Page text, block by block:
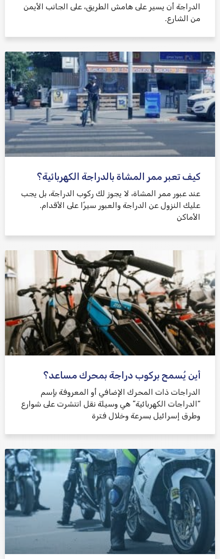
الدراجة أن يسير على هامش الطريق، على الجانب الأيمن
من الشارع.
كيف تعبر ممر المشاة بالدراجة الكهربائية؟
عند عبور ممر المشاة، لا يجوز لك ركوب الدراجة، بل يجب
عليك النزول عن الدراجة والعبور سيرًا على الأقدام.
الأماكن
أين يُسمح بركوب دراجة بمحرك مساعد؟
الدراجات ذات المحرك الإضافي أو المعروفة بإسم
“الدراجات الكهربائية” هي وسيلة نقل انتشرت على شوارع
وطرق إسرائيل بسرعة وخلال فترة